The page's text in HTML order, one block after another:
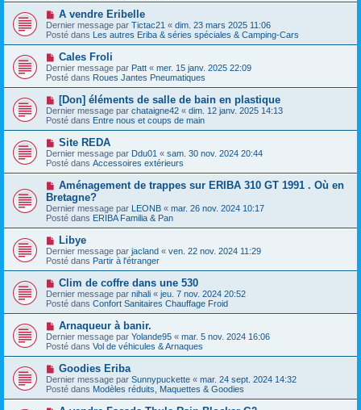
a
g
e
a
u
m
e
s
s
g
e
N
o
u
v
a
u
m
e
s
a
g
e
A vendre Eribelle
Dernier message par Tictac21 « dim. 23 mars 2025 11:06
Posté dans Les autres Eriba & séries spéciales & Camping-Cars
N
o
u
v
e
u
m
e
s
s
a
g
Cales Froli
Dernier message par Patt « mer. 15 janv. 2025 22:09
Posté dans Roues Jantes Pneumatiques
N
o
u
v
e
a
u
m
e
s
s
a
g
e
[Don] éléments de salle de bain en plastique
Dernier message par chataigne42 « dim. 12 janv. 2025 14:13
Posté dans Entre nous et coups de main
N
o
u
v
a
u
m
e
s
s
a
g
e
Site REDA
Dernier message par Ddu01 « sam. 30 nov. 2024 20:44
Posté dans Accessoires extérieurs
N
u
v
e
a
m
e
s
s
g
e
Aménagement de trappes sur ERIBA 310 GT 1991 . Où en
Bretagne?
Dernier message par LEONB « mar. 26 nov. 2024 10:17
Posté dans ERIBA Familia & Pan
N
o
u
v
a
u
m
e
s
s
a
g
e
Libye
Dernier message par jacland « ven. 22 nov. 2024 11:29
Posté dans Partir à l'étranger
N
o
u
v
a
u
m
e
s
s
a
g
Clim de coffre dans une 530
Dernier message par nihali « jeu. 7 nov. 2024 20:52
Posté dans Confort Sanitaires Chauffage Froid
N
o
u
v
a
u
m
e
Arnaqueur à banir.
Dernier message par Yolande95 « mar. 5 nov. 2024 16:06
Posté dans Vol de véhicules & Arnaques
N
o
u
v
Goodies Eriba
Dernier message par Sunnypuckette « mar. 24 sept. 2024 14:32
Posté dans Modèles réduits, Maquettes & Goodies